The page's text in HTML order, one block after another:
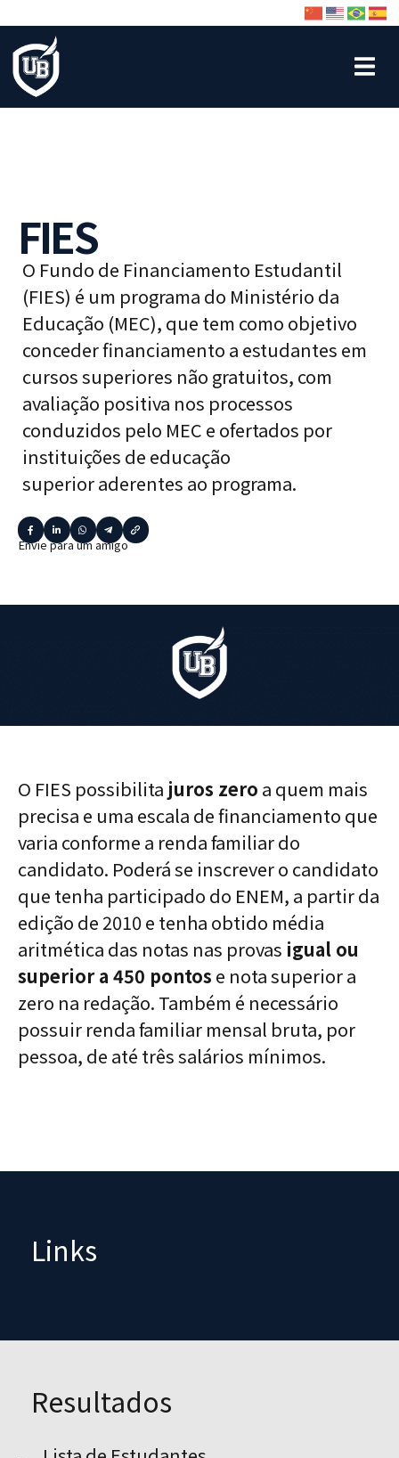
FIES
O Fundo de Financiamento Estudantil
(FIES) é um programa do Ministério da
Educação (MEC), que tem como objetivo
conceder financiamento a estudantes em
cursos superiores não gratuitos, com
avaliação positiva nos processos
conduzidos pelo MEC e ofertados por
instituições de educação
superior aderentes ao programa.
Envie para um amigo
O FIES possibilita juros zero a quem mais
precisa e uma escala de financiamento que
varia conforme a renda familiar do
candidato. Poderá se inscrever o candidato
que tenha participado do ENEM, a partir da
edição de 2010 e tenha obtido média
aritmética das notas nas provas igual ou
superior a 450 pontos e nota superior a
zero na redação. Também é necessário
possuir renda familiar mensal bruta, por
pessoa, de até três salários mínimos.
Links
Resultados